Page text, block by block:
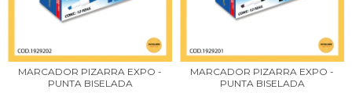
MARCADOR PIZARRA EXPO -
PUNTA BISELADA
MARCADOR PIZARRA EXPO -
PUNTA BISELADA